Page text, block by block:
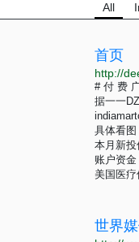
All
首页
http://
# 付 费
据一一
具体看图
本月新投
账户资
美国医
世界